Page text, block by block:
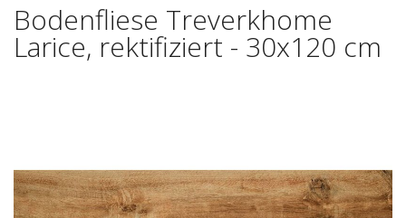
Bodenfliese Treverkhome
Larice, rektifiziert - 30x120 cm